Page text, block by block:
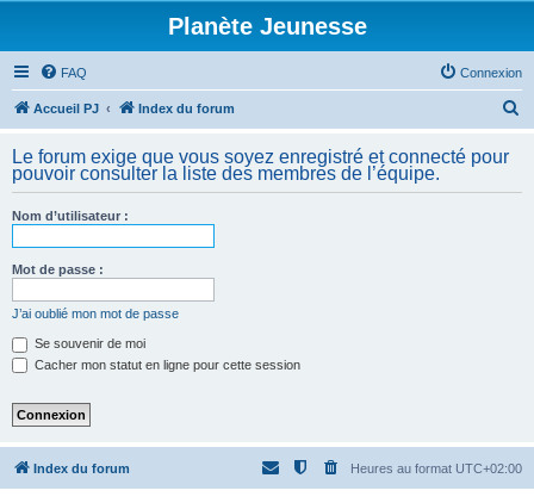
Planète Jeunesse
FAQ Connexion
Accueil PJ Index du forum
h
Le forum exige que vous soyez enregistré et connecté pour
pouvoir consulter la liste des membres de l’équipe.
Nom d’utilisateur :
Mot de passe :
J’ai oublié mon mot de passe
Se souvenir de moi
Cacher mon statut en ligne pour cette session
Index du forum Heures au format UTC+02:00